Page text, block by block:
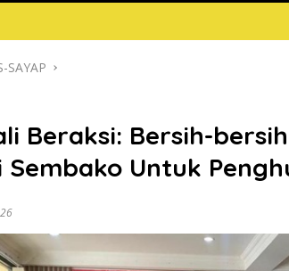
SAYAP
Beraksi: Bersih-
Sembako Untuk